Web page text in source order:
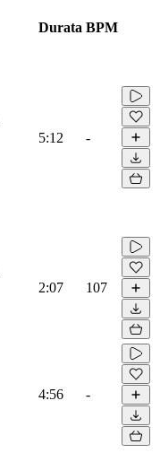
Durata BPM
5:12 -
2:07 107
4:56 -